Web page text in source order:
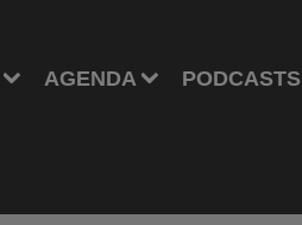
AGENDA PODCASTS